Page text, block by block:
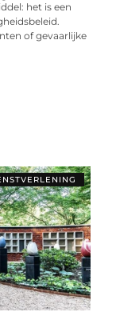
het is een
of gevaarlijke